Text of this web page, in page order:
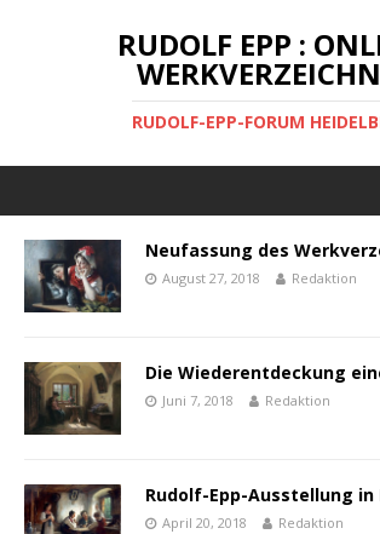
RUDOLF EPP :
RUDOLF-EPP-FORUM
Neufassung des
August 27, 2018 Redaktion
Die Wiederentdeckung
Juni 7, 2018 Redaktion
Rudolf-Epp-Ausstellung in
April 20, 2018 Redaktion